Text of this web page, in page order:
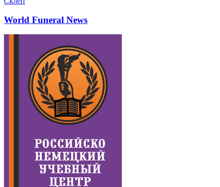
World Funeral News